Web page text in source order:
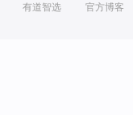
有道智选 官方博客